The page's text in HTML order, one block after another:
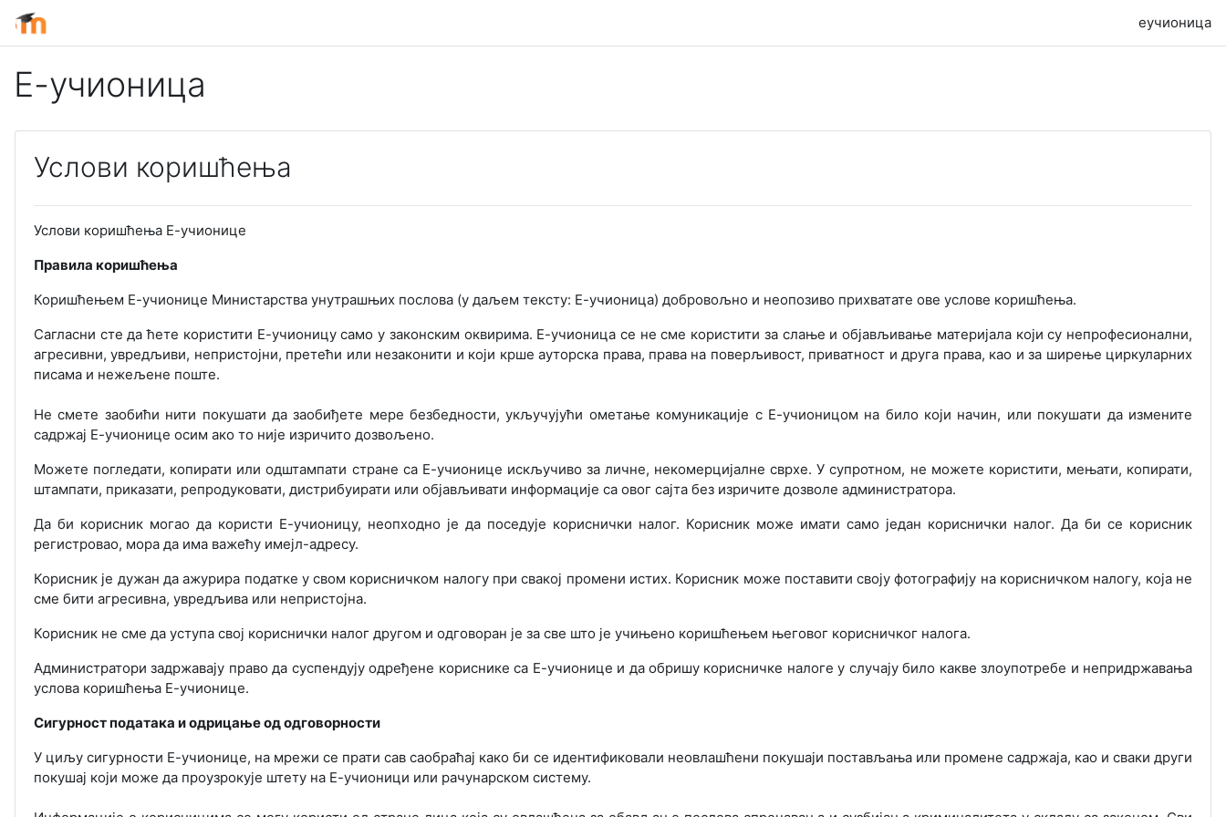
Иди на главни садржај
еучионица
Е-учионица
Услови коришћења
Услови коришћења Е-учионице
Правила коришћења
Коришћењем Е-учионице Министарства унутрашњих послова (у даљем тексту: Е-учионица) добровољно и неопозиво прихватате ове услове коришћења.
Сагласни сте да ћете користити Е-учионицу само у законским оквирима. Е-учионица се не сме користити за слање и објављивање материјала који су непрофесионални,
агресивни, увредљиви, непристојни, претећи или незаконити и који крше ауторска права, права на поверљивост, приватност и друга права, као и за ширење циркуларних
писама и нежељене поште.
Не смете заобићи нити покушати да заобиђете мере безбедности, укључујући ометање комуникације с Е-учионицом на било који начин, или покушати да измените
садржај Е-учионице осим ако то није изричито дозвољено.
Можете погледати, копирати или одштампати стране са Е-учионице искључиво за личне, некомерцијалне сврхе. У супротном, не можете користити, мењати, копирати,
штампати, приказати, репродуковати, дистрибуирати или објављивати информације са овог сајта без изричите дозволе администратора.
Да би корисник могао да користи Е-учионицу, неопходно је да поседује кориснички налог. Корисник може имати само један кориснички налог. Да би се корисник
регистровао, мора да има важећу имејл-адресу.
Корисник је дужан да ажурира податке у свом корисничком налогу при свакој промени истих. Корисник може поставити своју фотографију на корисничком налогу, која не
сме бити агресивна, увредљива или непристојна.
Корисник не сме да уступа свој кориснички налог другом и одговоран је за све што је учињено коришћењем његовог корисничког налога.
Администратори задржавају право да суспендују одређене кориснике са Е-учионице и да обришу корисничке налоге у случају било какве злоупотребе и непридржавања
услова коришћења Е-учионице.
Сигурност података и одрицање од одговорности
У циљу сигурности Е-учионице, на мрежи се прати сав саобраћај како би се идентификовали неовлашћени покушаји постављања или промене садржаја, као и сваки други
покушај који може да проузрокује штету на Е-учионици или рачунарском систему.